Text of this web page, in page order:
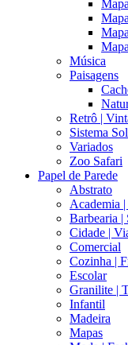
Música
Paisagens
Retrô |
Sistema
Variados
Zoo Safari
Papel de Parede
Abstrato
Academia
Barbearia |
Cidade |
Comercial
Cozinha |
Escolar
Granilite |
Infantil
Madeira
Mapas